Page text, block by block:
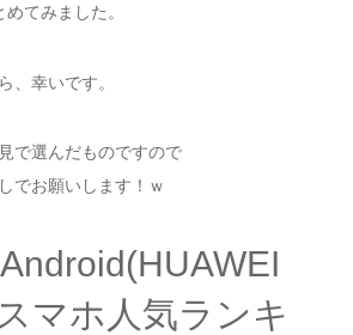
てみました。
、幸いです。
で選んだものですので
でお願いします！ｗ
マホ人気ランキ